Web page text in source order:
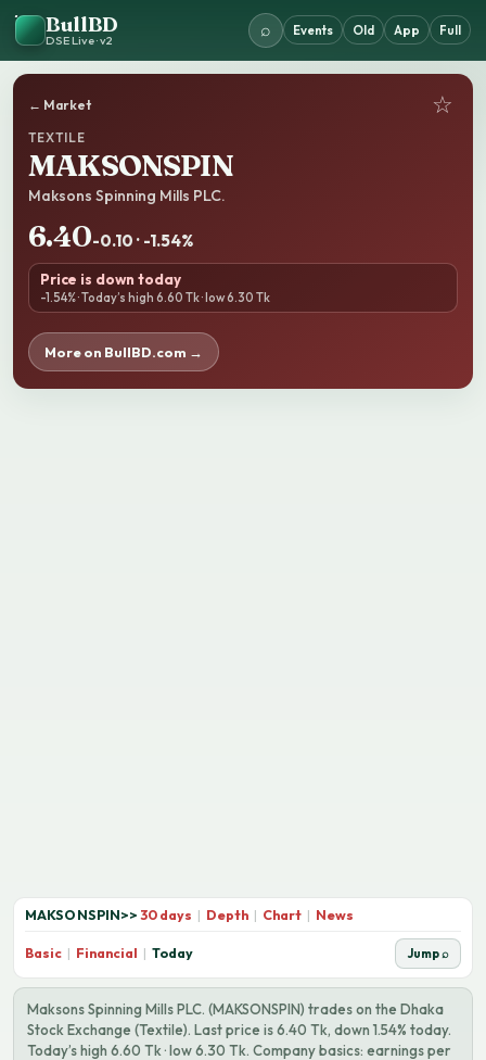
BullBD
DSE Live · v2
⌕ Events Old App Full
← Market ☆
TEXTILE
MAKSONSPIN
Maksons Spinning Mills PLC.
6.40-0.10 · -1.54%
Price is down today
-1.54% · Today’s high 6.60 Tk · low 6.30 Tk
More on BullBD.com →
MAKSONSPIN>> 30 days | Depth | Chart | News
Basic | Financial | Today Jump ⌕
Maksons Spinning Mills PLC. (MAKSONSPIN) trades on the Dhaka
Stock Exchange (Textile). Last price is 6.40 Tk, down 1.54% today.
Today’s high 6.60 Tk · low 6.30 Tk. Company basics: earnings per